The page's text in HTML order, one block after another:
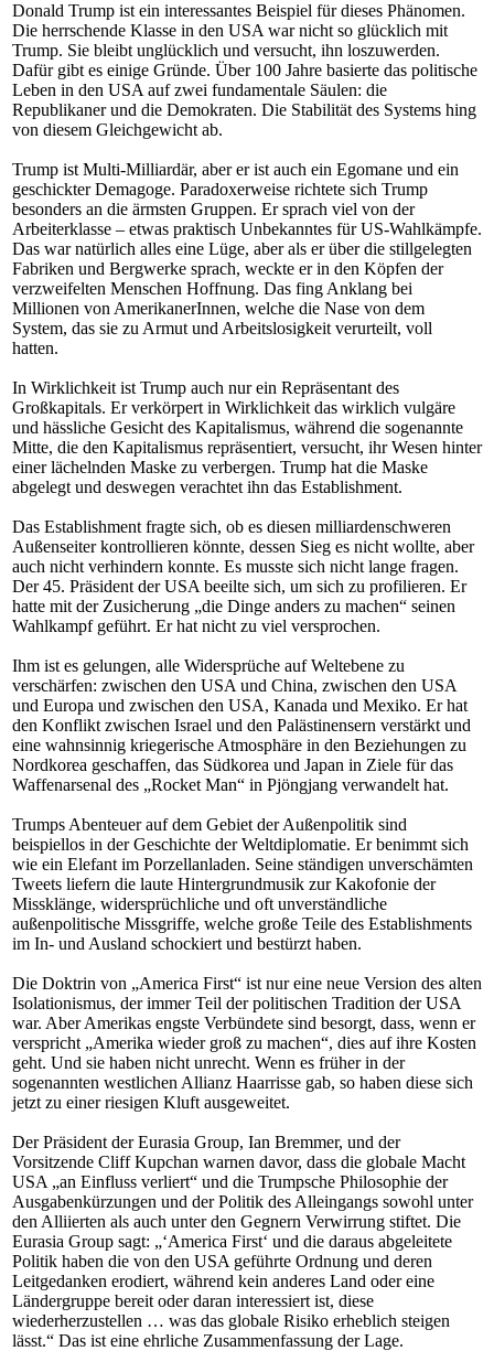
Donald Trump ist ein interessantes Beispiel für dieses Phänomen.
Die herrschende Klasse in den USA war nicht so glücklich mit
Trump. Sie bleibt unglücklich und versucht, ihn loszuwerden.
Dafür gibt es einige Gründe. Über 100 Jahre basierte das politische
Leben in den USA auf zwei fundamentale Säulen: die
Republikaner und die Demokraten. Die Stabilität des Systems hing
von diesem Gleichgewicht ab.
Trump ist Multi-Milliardär, aber er ist auch ein Egomane und ein
geschickter Demagoge. Paradoxerweise richtete sich Trump
besonders an die ärmsten Gruppen. Er sprach viel von der
Arbeiterklasse – etwas praktisch Unbekanntes für US-Wahlkämpfe.
Das war natürlich alles eine Lüge, aber als er über die stillgelegten
Fabriken und Bergwerke sprach, weckte er in den Köpfen der
verzweifelten Menschen Hoffnung. Das fing Anklang bei
Millionen von AmerikanerInnen, welche die Nase von dem
System, das sie zu Armut und Arbeitslosigkeit verurteilt, voll
hatten.
In Wirklichkeit ist Trump auch nur ein Repräsentant des
Großkapitals. Er verkörpert in Wirklichkeit das wirklich vulgäre
und hässliche Gesicht des Kapitalismus, während die sogenannte
Mitte, die den Kapitalismus repräsentiert, versucht, ihr Wesen hinter
einer lächelnden Maske zu verbergen. Trump hat die Maske
abgelegt und deswegen verachtet ihn das Establishment.
Das Establishment fragte sich, ob es diesen milliardenschweren
Außenseiter kontrollieren könnte, dessen Sieg es nicht wollte, aber
auch nicht verhindern konnte. Es musste sich nicht lange fragen.
Der 45. Präsident der USA beeilte sich, um sich zu profilieren. Er
hatte mit der Zusicherung „die Dinge anders zu machen“ seinen
Wahlkampf geführt. Er hat nicht zu viel versprochen.
Ihm ist es gelungen, alle Widersprüche auf Weltebene zu
verschärfen: zwischen den USA und China, zwischen den USA
und Europa und zwischen den USA, Kanada und Mexiko. Er hat
den Konflikt zwischen Israel und den Palästinensern verstärkt und
eine wahnsinnig kriegerische Atmosphäre in den Beziehungen zu
Nordkorea geschaffen, das Südkorea und Japan in Ziele für das
Waffenarsenal des „Rocket Man“ in Pjöngjang verwandelt hat.
Trumps Abenteuer auf dem Gebiet der Außenpolitik sind
beispiellos in der Geschichte der Weltdiplomatie. Er benimmt sich
wie ein Elefant im Porzellanladen. Seine ständigen unverschämten
Tweets liefern die laute Hintergrundmusik zur Kakofonie der
Missklänge, widersprüchliche und oft unverständliche
außenpolitische Missgriffe, welche große Teile des Establishments
im In- und Ausland schockiert und bestürzt haben.
Die Doktrin von „America First“ ist nur eine neue Version des alten
Isolationismus, der immer Teil der politischen Tradition der USA
war. Aber Amerikas engste Verbündete sind besorgt, dass, wenn er
verspricht „Amerika wieder groß zu machen“, dies auf ihre Kosten
geht. Und sie haben nicht unrecht. Wenn es früher in der
sogenannten westlichen Allianz Haarrisse gab, so haben diese sich
jetzt zu einer riesigen Kluft ausgeweitet.
Der Präsident der Eurasia Group, Ian Bremmer, und der
Vorsitzende Cliff Kupchan warnen davor, dass die globale Macht
USA „an Einfluss verliert“ und die Trumpsche Philosophie der
Ausgabenkürzungen und der Politik des Alleingangs sowohl unter
den Alliierten als auch unter den Gegnern Verwirrung stiftet. Die
Eurasia Group sagt: „‘America First‘ und die daraus abgeleitete
Politik haben die von den USA geführte Ordnung und deren
Leitgedanken erodiert, während kein anderes Land oder eine
Ländergruppe bereit oder daran interessiert ist, diese
wiederherzustellen … was das globale Risiko erheblich steigen
lässt.“ Das ist eine ehrliche Zusammenfassung der Lage.